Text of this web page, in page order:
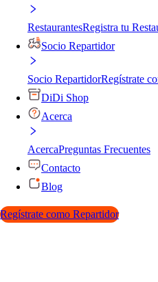
RestaurantesRegistra tu
Socio Repartidor
Socio RepartidorRegístrate
DiDi Shop
Acerca
AcercaPreguntas Frecuentes
Contacto
Blog
Regístrate como Repartidor